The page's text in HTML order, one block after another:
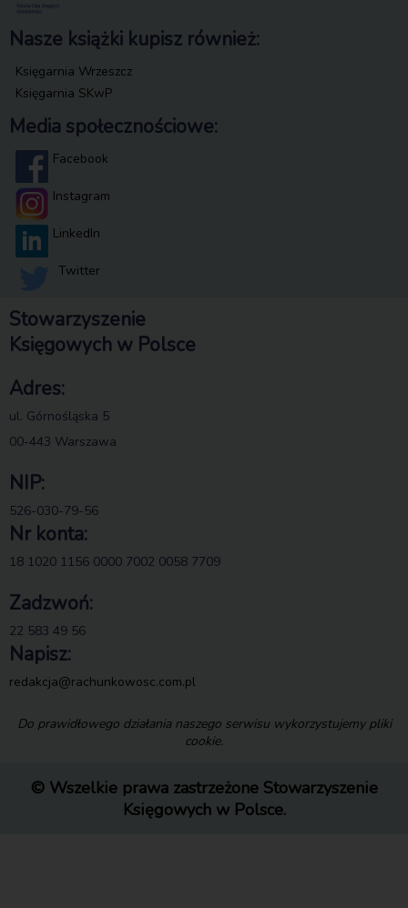
Nasze książki kupisz również:
Księgarnia Wrzeszcz
Księgarnia SKwP
Media społecznościowe:
Facebook
Instagram
LinkedIn
Twitter
Stowarzyszenie
Księgowych w Polsce
Adres:
ul. Górnośląska 5
00-443 Warszawa
NIP:
526-030-79-56
Nr konta:
18 1020 1156 0000 7002 0058 7709
Zadzwoń:
22 583 49 56
Napisz:
redakcja@rachunkowosc.com.pl
Do prawidłowego działania naszego serwisu wykorzystujemy pliki
cookie.
© Wszelkie prawa zastrzeżone Stowarzyszenie
Księgowych w Polsce.